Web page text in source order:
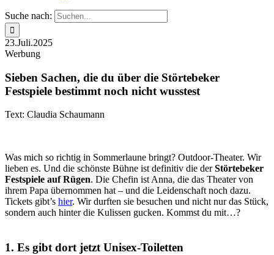
Suche nach:
23.Juli.2025
Werbung
Sieben Sachen, die du über die Störtebeker
Festspiele bestimmt noch nicht wusstest
Text: Claudia Schaumann
Was mich so richtig in Sommerlaune bringt? Outdoor-Theater. Wir
lieben es. Und die schönste Bühne ist definitiv die derStörtebeker
Festspiele auf Rügen. Die Chefin ist Anna, die das Theater von
ihrem Papa übernommen hat – und die Leidenschaft noch dazu.
Tickets gibt’s hier. Wir durften sie besuchen und nicht nur das Stück,
sondern auch hinter die Kulissen gucken. Kommst du mit…?
1. Es gibt dort jetzt Unisex-Toiletten